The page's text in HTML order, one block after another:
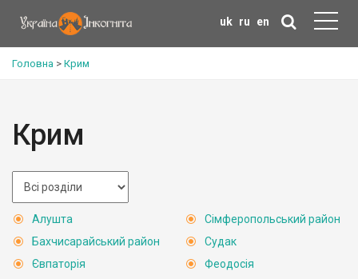
uk ru en
Головна > Крим
Крим
Алушта
Бахчисарайський район
Євпаторія
Сімферопольський район
Судак
Феодосія